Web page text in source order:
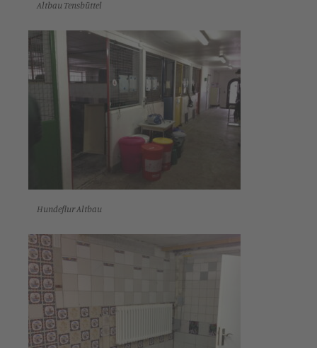
Altbau Tensbüttel
Hundeflur Altbau